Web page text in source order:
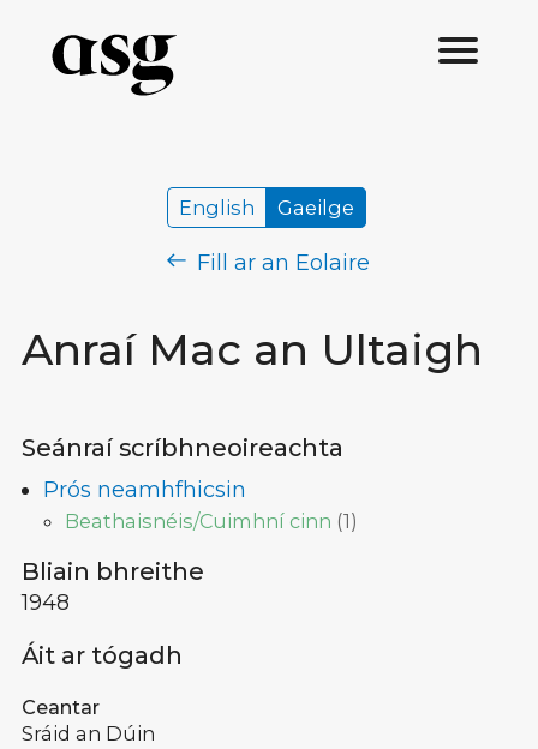
Anraí Mac an Ultaigh
English Gaeilge
Fill ar an Eolaire
Seánraí scríbhneoireachta
Prós neamhfhicsin
Beathaisnéis/Cuimhní cinn (1)
Bliain bhreithe
1948
Áit ar tógadh
Ceantar
Sráid an Dúin